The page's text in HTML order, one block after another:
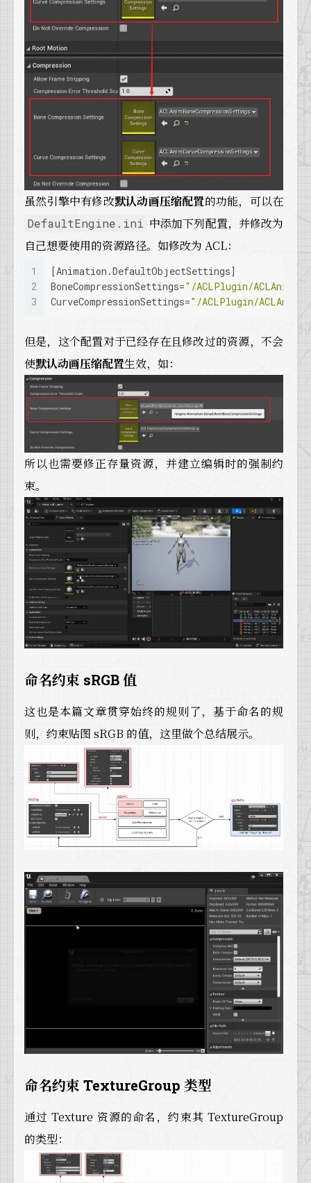
虽然引擎中有修改默认动画压缩配置的功能，可以在
DefaultEngine.ini 中添加下列配置，并修改为
自己想要使用的资源路径。如修改为 ACL：
1
2
3
[Animation.DefaultObjectSettings]
BoneCompressionSettings="/ACLPlugin/
CurveCompressionSettings="/ACLPlugin/
但是，这个配置对于已经存在且修改过的资源，不会
使默认动画压缩配置生效，如：
所以也需要修正存量资源，并建立编辑时的强制约
束。
命名约束 sRGB 值
这也是本篇文章贯穿始终的规则了，基于命名的规
则，约束贴图 sRGB 的值，这里做个总结展示。
命名约束 TextureGroup 类型
通过 Texture 资源的命名，约束其 TextureGroup
的类型：